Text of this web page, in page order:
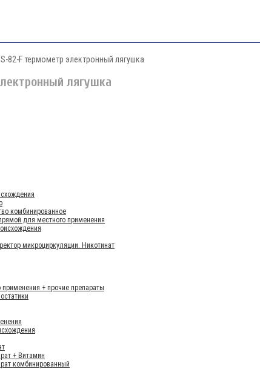
82-F термометр электронный лягушка
лягушка
комбинированное
для местного применения
микроциркуляции. Никотинат
применения + прочие препараты
+ Витамин
комбинированный